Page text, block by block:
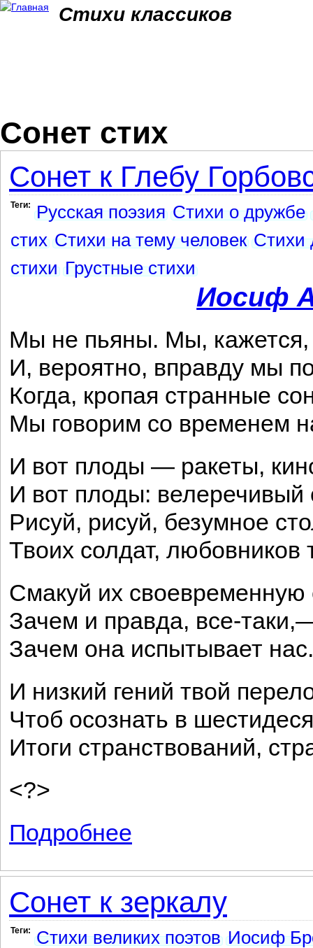
Стихи классиков
Сонет стих
Сонет к Глебу
Теги: Русская поэзия Стихи о дружбе
стих Стихи на тему человек Стихи
стихи Грустные стихи
Иосиф
Мы не пьяны. Мы, кажется,
И, вероятно, вправду мы
Когда, кропая странные
Мы говорим со временем
И вот плоды — ракеты,
И вот плоды: велеречивый
Рисуй, рисуй, безумное
Твоих солдат, любовников
Смакуй их своевременную
Зачем и правда, все-
Зачем она испытывает
И низкий гений твой
Чтоб осознать в
Итоги странствований,
<?>
Подробнее
Сонет к зеркалу
Теги: Стихи великих поэтов Иосиф